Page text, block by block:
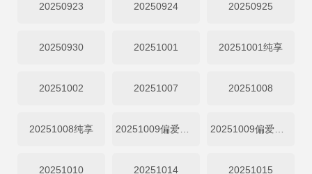
20250923 20250924 20250925
20250930 20251001 20251001纯享
20251002 20251007 20251008
20251008纯享 20251009偏爱加码 20251009偏爱投递
20251010 20251014 20251015